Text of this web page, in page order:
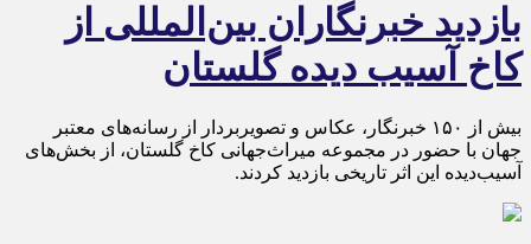
بازدید خبرنگاران بین‌المللی از
کاخ آسیب‌ دیده گلستان
بیش از ۱۵۰ خبرنگار، عکاس و تصویربردار از رسانه‌های معتبر
جهان با حضور در مجموعه میراث‌جهانی کاخ گلستان، از بخش‌های
آسیب‌دیده این اثر تاریخی بازدید کردند.